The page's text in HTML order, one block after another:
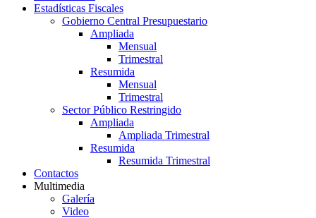
Estadísticas Fiscales
Gobierno Central Presupuestario
Ampliada
Mensual
Trimestral
Resumida
Mensual
Trimestral
Sector Público Restringido
Ampliada
Ampliada Trimestral
Resumida
Resumida Trimestral
Contactos
Multimedia
Galería
Video